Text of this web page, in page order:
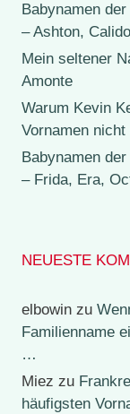
Babynamen
– Ashton,
Mein seltener
Amonte
Warum Kevin
Vornamen
Babynamen
– Frida, Era,
NEUESTE
elbowin zu
Familienname
…
Miez zu
häufigsten